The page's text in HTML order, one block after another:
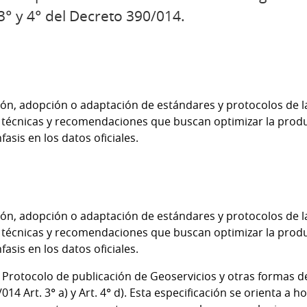
y 4° del Decreto 390/014.
adopción o adaptación de estándares y protocolos de
y recomendaciones que buscan optimizar la
en los datos oficiales.
adopción o adaptación de estándares y protocolos de
y recomendaciones que buscan optimizar la
en los datos oficiales.
de publicación de Geoservicios y otras formas
Art. 3° a) y Art. 4° d). Esta especificación se orienta a